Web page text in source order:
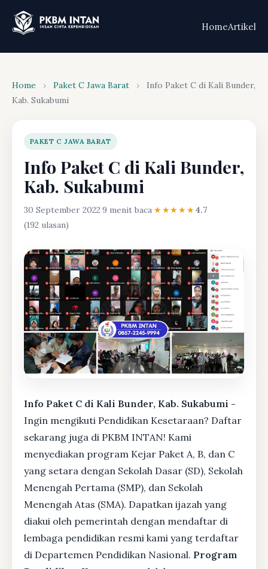
HomeArtikel
Home › Paket C Jawa Barat ›
Info Paket C di Kali Bunder,
Kab. Sukabumi
PAKET C JAWA BARAT
Info Paket C di Kali Bunder,
Kab. Sukabumi
30 September 2022·9 menit baca·★★★★★4.7
(192 ulasan)
Info Paket C di Kali Bunder, Kab. Sukabumi -
Ingin mengikuti Pendidikan Kesetaraan? Daftar
sekarang juga di PKBM INTAN! Kami
menyediakan program Kejar Paket A, B, dan C
yang setara dengan Sekolah Dasar (SD), Sekolah
Menengah Pertama (SMP), dan Sekolah
Menengah Atas (SMA). Dapatkan ijazah yang
diakui oleh pemerintah dengan mendaftar di
lembaga pendidikan resmi kami yang terdaftar
di Departemen Pendidikan Nasional. Program